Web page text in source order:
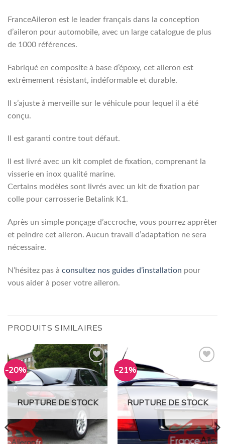
FranceAileron est le leader français dans la conception
d’aileron pour automobile, avec un large catalogue de plus
de 1000 références.
Fabriqué en composite à base d’époxy, cet aileron est
extrêmement résistant, indéformable et durable.
Il s’ajuste à merveille sur le véhicule pour lequel il a été
conçu.
Il est garanti contre tout défaut.
Il est livré avec un kit complet de fixation, comprenant la
visserie en inox qualité marine.
Certains modèles sont livrés avec un kit de fixation par
colle pour carrosserie Betalink K1.
Après un simple ponçage d’accroche, vous pourrez apprêter
et peindre cet aileron. Aucun travail d’adaptation ne sera
nécessaire.
N’hésitez pas à consultez nos guides d’installation pour
vous aider à poser votre aileron.
PRODUITS SIMILAIRES
-20%
Ajouter
à la
wishlist
RUPTURE DE STOCK
-21%
wishlist
RUPTURE DE STOCK